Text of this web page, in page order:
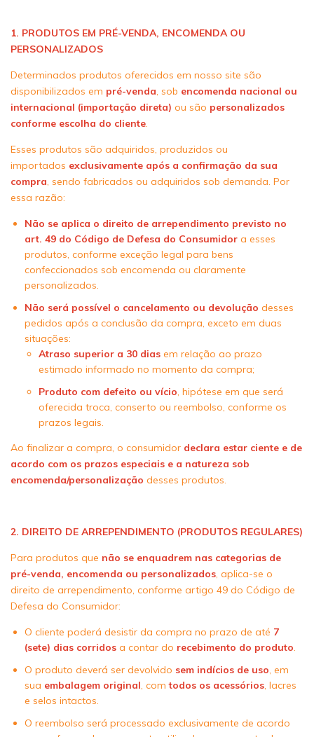
1. PRODUTOS EM PRÉ-VENDA, ENCOMENDA OU
PERSONALIZADOS
Determinados produtos oferecidos em nosso site são
disponibilizados em pré-venda, sob encomenda nacional ou
internacional (importação direta) ou são personalizados
conforme escolha do cliente.
Esses produtos são adquiridos, produzidos ou
importados exclusivamente após a confirmação da sua
compra, sendo fabricados ou adquiridos sob demanda. Por
essa razão:
Não se aplica o direito de arrependimento previsto no
art. 49 do Código de Defesa do Consumidor a esses
produtos, conforme exceção legal para bens
confeccionados sob encomenda ou claramente
personalizados.
Não será possível o cancelamento ou devolução desses
pedidos após a conclusão da compra, exceto em duas
situações:
Atraso superior a 30 dias em relação ao prazo
estimado informado no momento da compra;
Produto com defeito ou vício, hipótese em que será
oferecida troca, conserto ou reembolso, conforme os
prazos legais.
Ao finalizar a compra, o consumidor declara estar ciente e de
acordo com os prazos especiais e a natureza sob
encomenda/personalização desses produtos.
2. DIREITO DE ARREPENDIMENTO (PRODUTOS REGULARES)
Para produtos que não se enquadrem nas categorias de
pré-venda, encomenda ou personalizados, aplica-se o
direito de arrependimento, conforme artigo 49 do Código de
Defesa do Consumidor:
O cliente poderá desistir da compra no prazo de até 7
(sete) dias corridos a contar do recebimento do produto.
O produto deverá ser devolvido sem indícios de uso, em
sua embalagem original, comtodos os acessórios, lacres
e selos intactos.
O reembolso será processado exclusivamente de acordo